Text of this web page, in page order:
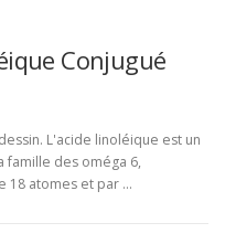
Conjugué
L'acide linoléique est un
famille des oméga 6,
18 atomes et par …